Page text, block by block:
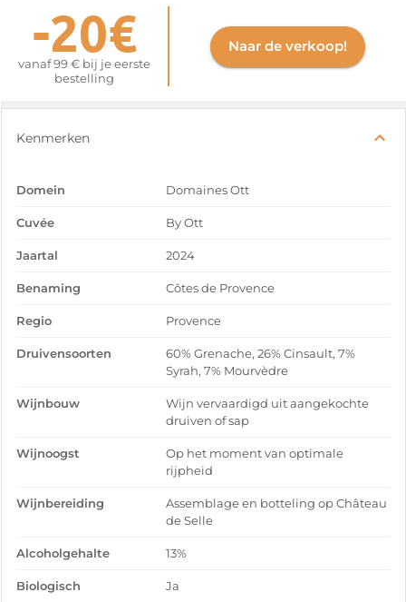
-20€
vanaf 99 € bij je eerste
bestelling
Naar de verkoop!
Kenmerken
Domein Domaines Ott
Cuvée By Ott
Jaartal 2024
Benaming Côtes de Provence
Regio Provence
Druivensoorten
60% Grenache, 26% Cinsault, 7%
Syrah, 7% Mourvèdre
Wijnbouw
Wijn vervaardigd uit aangekochte
druiven of sap
Wijnoogst
Op het moment van optimale
rijpheid
Wijnbereiding
Assemblage en botteling op Château
de Selle
Alcoholgehalte 13%
Biologisch Ja